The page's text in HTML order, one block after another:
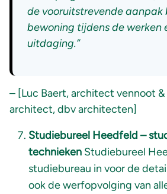
de vooruitstrevende aanpak
bewoning tijdens de werken
uitdaging.”
– [Luc Baert, architect vennoot
architect, dbv architecten]
Studiebureel Heedfeld –
technieken Studiebureel
studiebureau in voor de
ook de werfopvolging van